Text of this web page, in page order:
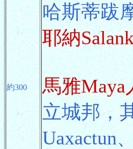
約300
哈斯蒂跋
耶納
馬雅Maya
立城邦，
Uaxactun